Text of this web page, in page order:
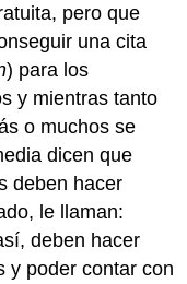
pero que
una cita
) para los
y mientras tanto
o muchos se
dicen que
deben hacer
le llaman:
deben hacer
y poder contar con